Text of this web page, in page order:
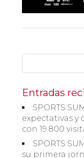
Entradas
SPORTS
expectativas y
con 19.800
SPORTS
su primera